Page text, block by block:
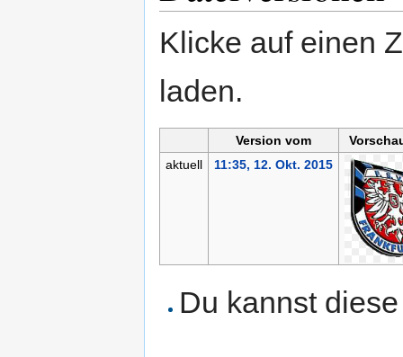
Klicke auf einen
laden.
Version vom
aktuell
11:35, 12. Okt. 2015
Du kannst